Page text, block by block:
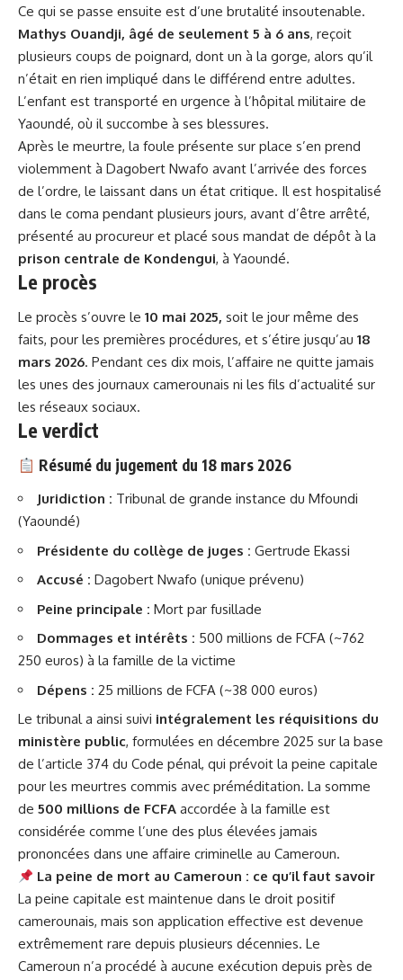
Ce qui se passe ensuite est d’une brutalité insoutenable.
Mathys Ouandji, âgé de seulement 5 à 6 ans, reçoit
plusieurs coups de poignard, dont un à la gorge, alors qu’il
n’était en rien impliqué dans le différend entre adultes.
L’enfant est transporté en urgence à l’hôpital militaire de
Yaoundé, où il succombe à ses blessures.
Après le meurtre, la foule présente sur place s’en prend
violemment à Dagobert Nwafo avant l’arrivée des forces
de l’ordre, le laissant dans un état critique. Il est hospitalisé
dans le coma pendant plusieurs jours, avant d’être arrêté,
présenté au procureur et placé sous mandat de dépôt à la
prison centrale de Kondengui, à Yaoundé.
Le procès
Le procès s’ouvre le 10 mai 2025, soit le jour même des
faits, pour les premières procédures, et s’étire jusqu’au 18
mars 2026. Pendant ces dix mois, l’affaire ne quitte jamais
les unes des journaux camerounais ni les fils d’actualité sur
les réseaux sociaux.
Le verdict
Résumé du jugement du 18 mars 2026
Juridiction : Tribunal de grande instance du Mfoundi
(Yaoundé)
Présidente du collège de juges : Gertrude Ekassi
Accusé : Dagobert Nwafo (unique prévenu)
Peine principale : Mort par fusillade
Dommages et intérêts : 500 millions de FCFA (~762
250 euros) à la famille de la victime
Dépens : 25 millions de FCFA (~38 000 euros)
Le tribunal a ainsi suivi intégralement les réquisitions du
ministère public, formulées en décembre 2025 sur la base
de l’article 374 du Code pénal, qui prévoit la peine capitale
pour les meurtres commis avec préméditation. La somme
de 500 millions de FCFA accordée à la famille est
considérée comme l’une des plus élevées jamais
prononcées dans une affaire criminelle au Cameroun.
La peine de mort au Cameroun : ce qu’il faut savoir
La peine capitale est maintenue dans le droit positif
camerounais, mais son application effective est devenue
extrêmement rare depuis plusieurs décennies. Le
Cameroun n’a procédé à aucune exécution depuis près de